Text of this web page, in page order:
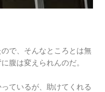
で、そんなところとは無
腹は変えられんのだ。
ているが、助けてくれる